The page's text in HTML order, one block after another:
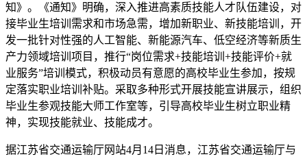
知》。《通知》明确，深入推进高素质技能人才队伍建设，对
接毕业生培训需求和市场急需，增加新职业、新技能培训，开
发一批针对性强的人工智能、新能源汽车、低空经济等新质生
产力领域培训项目，推行“岗位需求+技能培训+技能评价+就
业服务”培训模式，积极动员有意愿的高校毕业生参加，按规
定落实职业培训补贴。采取多种形式开展技能宣讲展示，组织
毕业生参观技能大师工作室等，引导高校毕业生树立职业精
神，实现技能就业、技能成才。
据江苏省交通运输厅网站4月14日消息，江苏省交通运输厅与